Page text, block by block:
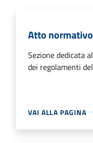
Atto normativo
Sezione dedicata
dei regolamenti
VAI ALLA PAGINA